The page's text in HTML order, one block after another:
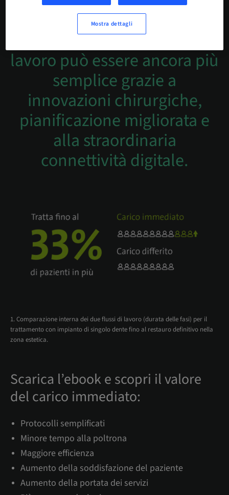
Scopri come il tuo flusso di
lavoro può essere ancora più
semplice grazie a
innovazioni chirurgiche,
pianificazione migliorata e
alla straordinaria
connettività digitale.
1. Comparazione interna dei due flussi di lavoro (durata delle fasi) per il
trattamento con impianto di singolo dente fino al restauro definitivo nella
zona estetica.
Scarica l’ebook e scopri il valore
del carico immediato:
Protocolli semplificati
Minore tempo alla poltrona
Maggiore efficienza
Aumento della soddisfazione del paziente
Aumento della portata dei servizi
Mostra dettagli